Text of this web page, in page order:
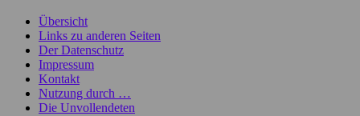
Übersicht
Links zu anderen Seiten
Der Datenschutz
Impressum
Kontakt
Nutzung durch …
Die Unvollendeten